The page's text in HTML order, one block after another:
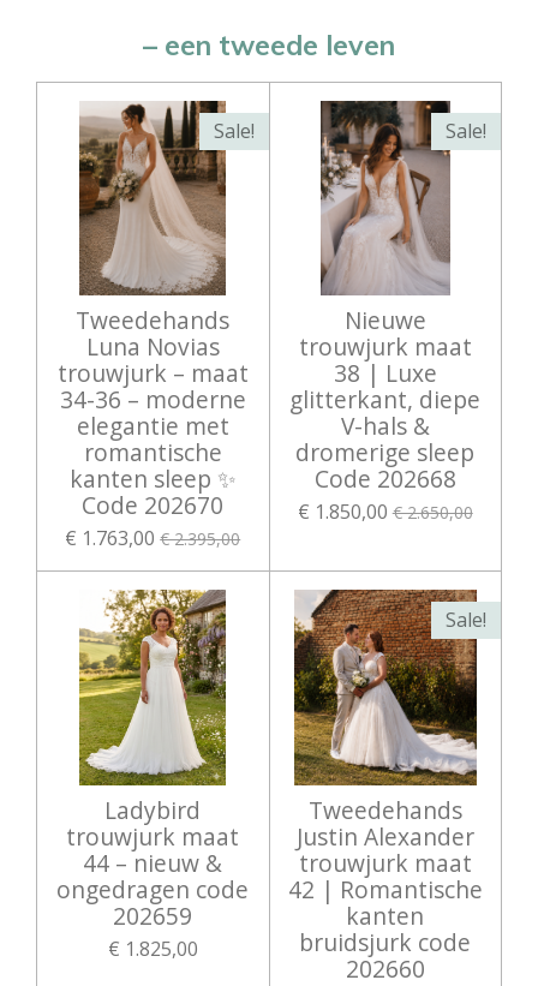
– een tweede leven
Sale!
Tweedehands
Luna Novias
trouwjurk – maat
34-36 – moderne
elegantie met
romantische
kanten sleep ✨
Code 202670
€ 1.763,00 € 2.395,00
Sale!
Nieuwe
trouwjurk maat
38 | Luxe
glitterkant, diepe
V-hals &
dromerige sleep
Code 202668
€ 1.850,00 € 2.650,00
Ladybird
trouwjurk maat
44 – nieuw &
ongedragen code
202659
€ 1.825,00
Sale!
Tweedehands
Justin Alexander
trouwjurk maat
42 | Romantische
kanten
bruidsjurk code
202660